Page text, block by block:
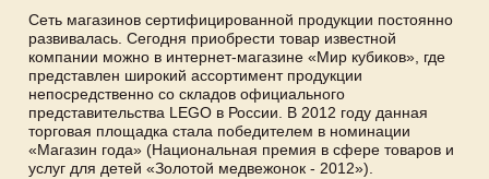
Сеть магазинов сертифицированной продукции постоянно
развивалась. Сегодня приобрести товар известной
компании можно в интернет-магазине «Мир кубиков», где
представлен широкий ассортимент продукции
непосредственно со складов официального
представительства LEGO в России. В 2012 году данная
торговая площадка стала победителем в номинации
«Магазин года» (Национальная премия в сфере товаров и
услуг для детей «Золотой медвежонок - 2012»).